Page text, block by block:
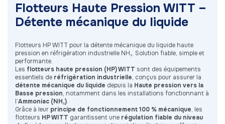
Flotteurs Haute Pression WITT –
Détente mécanique du liquide
Flotteurs HP WITT pour la détente mécanique du liquide haute
pression en réfrigération industrielle NH₃. Solution fiable, simple et
performante.
Les flotteurs haute pression (HP) WITT sont des équipements
essentiels de réfrigération industrielle, conçus pour assurer la
détente mécanique du liquide depuis la Haute pression vers la
Basse pression, notamment dans les installations fonctionnant à
l’Ammoniac (NH₃).
Grâce à leur principe de fonctionnement 100 % mécanique, les
flotteurs HP WITT garantissent une régulation fiable du niveau